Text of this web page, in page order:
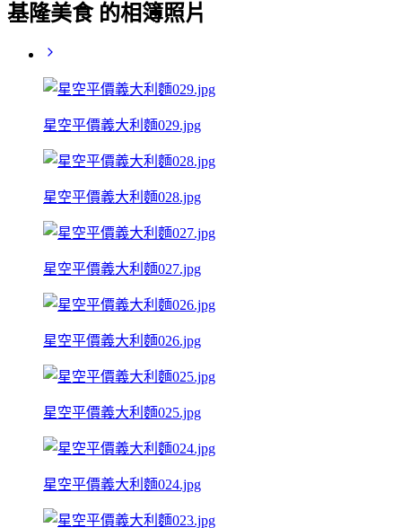
基隆美食 的相簿照片
星空平價義大利麵029.jpg
星空平價義大利麵028.jpg
星空平價義大利麵027.jpg
星空平價義大利麵026.jpg
星空平價義大利麵025.jpg
星空平價義大利麵024.jpg